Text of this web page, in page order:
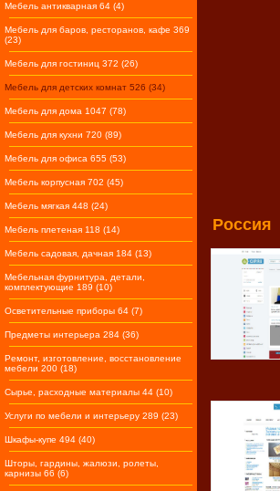
Мебель антикварная 64 (4)
Мебель для баров, ресторанов, кафе 369
(23)
Мебель для гостиниц 372 (26)
Мебель для детских комнат 526 (34)
Мебель для дома 1047 (78)
Мебель для кухни 720 (89)
Мебель для офиса 655 (53)
Мебель корпусная 702 (45)
Мебель мягкая 448 (24)
Мебель плетеная 118 (14)
Мебель садовая, дачная 184 (13)
Мебельная фурнитура, детали,
комплектующие 189 (10)
Осветительные приборы 64 (7)
Предметы интерьера 284 (36)
Ремонт, изготовление, восстановление
мебели 200 (18)
Сырье, расходные материалы 44 (10)
Услуги по мебели и интерьеру 289 (23)
Шкафы-купе 494 (40)
Шторы, гардины, жалюзи, ролеты,
карнизы 66 (6)
Россия